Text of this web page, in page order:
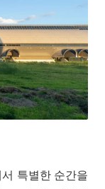
특별한 순간을